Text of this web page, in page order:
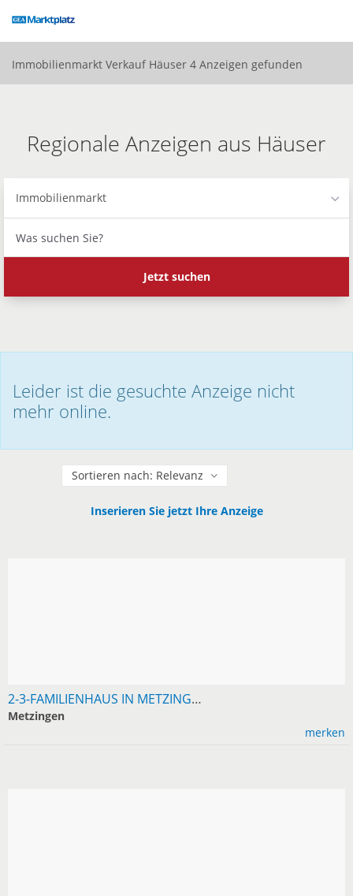
Modus
aktivieren
zurImmobilienmarkt Verkauf Häuser 4 Anzeigen gefunden
Regionale Anzeigen aus Häuser
Immobilienmarkt
suchen
Sie?
Jetzt suchen
Leider ist die gesuchte Anzeige nicht
mehr online.
Sortieren
Inserieren Sie jetzt Ihre Anzeige
2-3-FAMILIENHAUS IN METZINGEN, PROVISIONSFREI, SEHR GUTE LAGE
Metzingen
merken